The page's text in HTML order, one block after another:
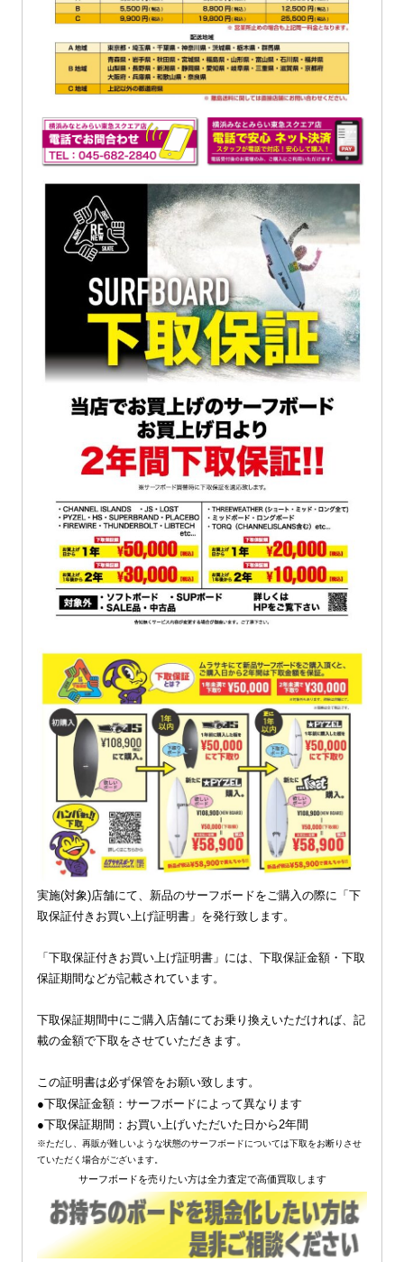
実施(対象)店舗にて、新品のサーフボードをご購入の際に「下
取保証付きお買い上げ証明書」を発行致します。
「下取保証付きお買い上げ証明書」には、下取保証金額・下取
保証期間などが記載されています。
下取保証期間中にご購入店舗にてお乗り換えいただければ、記
載の金額で下取をさせていただきます。
この証明書は必ず保管をお願い致します。
●下取保証金額：サーフボードによって異なります
●下取保証期間：お買い上げいただいた日から2年間
※ただし、再販が難しいような状態のサーフボードについては下取をお断りさせ
ていただく場合がございます。
サーフボードを売りたい方は全力査定で高価買取します